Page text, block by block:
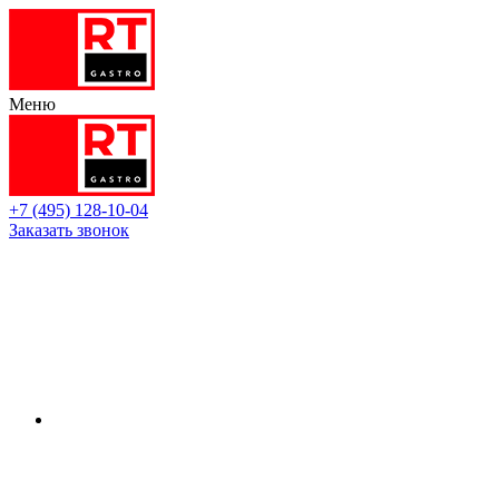
Меню
+7 (495) 128-10-04
Заказать звонок